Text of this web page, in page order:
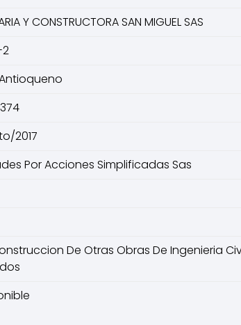
Y CONSTRUCTORA SAN MIGUEL SAS
2
2017
Por Acciones Simplificadas Sas
De Otras Obras De Ingenieria